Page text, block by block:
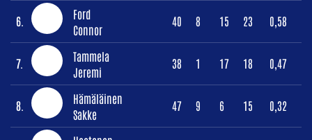
6.
Ford
Connor
40 8 15 23 0,58
7.
Tammela
Jeremi
38 1 17 18 0,47
8.
Hämäläinen
Sakke
47 9 6 15 0,32